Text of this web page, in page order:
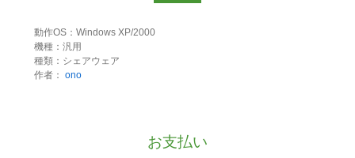
動作OS：Windows XP/2000
機種：汎用
種類：シェアウェア
作者： ono
お支払い